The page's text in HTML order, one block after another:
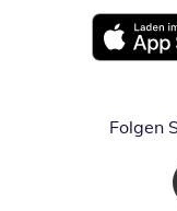
Öffnet in
Folgen